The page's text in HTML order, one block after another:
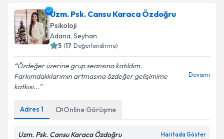
Uzm. Psk. Cansu Karaca Özdoğru
Psikoloji
Adana, Seyhan
5 (17 Değerlendirme)
Özdeğer üzerine grup seansına katıldım.
Farkımdalıklarımın artmasına özdeğer gelişimime
katkısı...
Devamı
Adres 1 Online Görüşme
Uzm. Psk. Cansu Karaca Özdoğru Haritada Göster